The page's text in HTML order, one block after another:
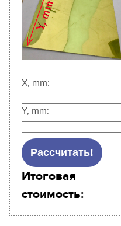
X, mm:
Y, mm:
Итоговая
стоимость: